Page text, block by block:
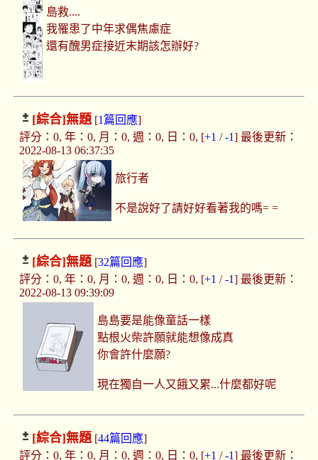
島救....
我罹患了中年求偶焦慮症
還有醜男症接近末期該怎辦好?
[綜合]無題[1篇回應]
評分：0, 年：0, 月：0, 週：0, 日：0, [+1 /-1] 最後更新：
2022-08-13 06:37:35
旅行者
不是說好了請好好看著我的嗎= =
[綜合]無題[32篇回應]
評分：0, 年：0, 月：0, 週：0, 日：0, [+1 /-1] 最後更新：
2022-08-13 09:39:09
島島要是能像童話一樣
點根火柴許願就能想像成真
你會許什麼願?
現在獨自一人又餓又累...什麼都好呢
[綜合]無題[44篇回應]
評分：0, 年：0, 月：0, 週：0, 日：0, [+1 /-1] 最後更新：